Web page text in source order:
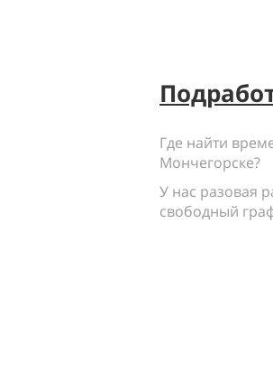
Где найти
Мончегорске?
У нас разовая
свободный